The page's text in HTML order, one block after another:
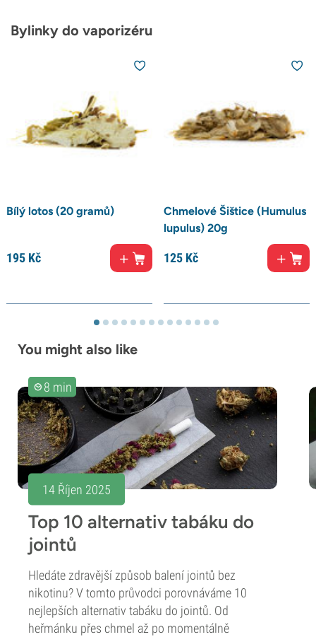
Bylinky do vaporizéru
Bílý lotos (20 gramů)
195 Kč
Chmelové Šištice (Humulus
lupulus) 20g
125 Kč
You might also like
8 min
14 Říjen 2025
Top 10 alternativ tabáku do
jointů
Hledáte zdravější způsob balení jointů bez
nikotinu? V tomto průvodci porovnáváme 10
nejlepších alternativ tabáku do jointů. Od
heřmánku přes chmel až po momentálně